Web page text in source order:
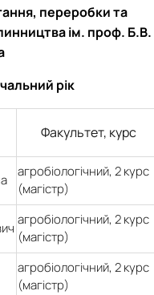
переробки та
ім. проф. Б.В.
рік
Факультет, курс
агробіологічний, 2курс
(магістр)
агробіологічний, 2курс
(магістр)
агробіологічний, 2курс
(магістр)